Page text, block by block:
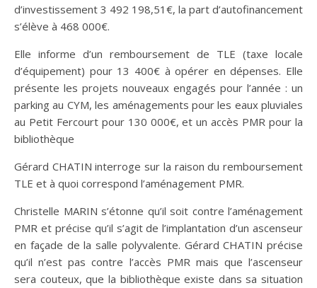
d’investissement 3 492 198,51€, la part d’autofinancement
s’élève à 468 000€.
Elle informe d’un remboursement de TLE (taxe locale
d’équipement) pour 13 400€ à opérer en dépenses. Elle
présente les projets nouveaux engagés pour l’année : un
parking au CYM, les aménagements pour les eaux pluviales
au Petit Fercourt pour 130 000€, et un accès PMR pour la
bibliothèque
Gérard CHATIN interroge sur la raison du remboursement
TLE et à quoi correspond l’aménagement PMR.
Christelle MARIN s’étonne qu’il soit contre l’aménagement
PMR et précise qu’il s’agit de l’implantation d’un ascenseur
en façade de la salle polyvalente. Gérard CHATIN précise
qu’il n’est pas contre l’accès PMR mais que l’ascenseur
sera couteux, que la bibliothèque existe dans sa situation